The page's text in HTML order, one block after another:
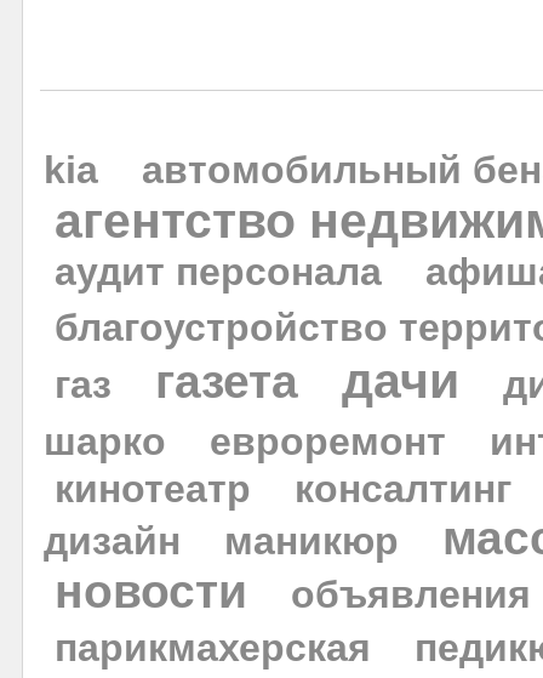
kia автомобильный
агентство
аудит персонала
благоустройство
газ
газета дачи
шарко
евроремонт
кинотеатр
консалтинг
дизайн
маникюр
новости
объявления
парикмахерская